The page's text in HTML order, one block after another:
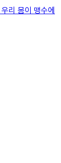
리 몸이 맹수에